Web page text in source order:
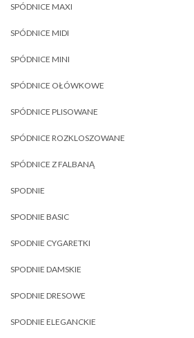
SPÓDNICE MAXI
SPÓDNICE MIDI
SPÓDNICE MINI
SPÓDNICE OŁÓWKOWE
SPÓDNICE PLISOWANE
SPÓDNICE ROZKLOSZOWANE
SPÓDNICE Z FALBANĄ
SPODNIE
SPODNIE BASIC
SPODNIE CYGARETKI
SPODNIE DAMSKIE
SPODNIE DRESOWE
SPODNIE ELEGANCKIE